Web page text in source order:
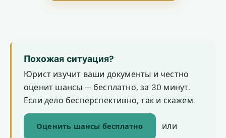
Похожая ситуация?
Юрист изучит ваши документы и честно
оценит шансы — бесплатно, за 30 минут.
Если дело бесперспективно, так и скажем.
Оценить шансы бесплатно или